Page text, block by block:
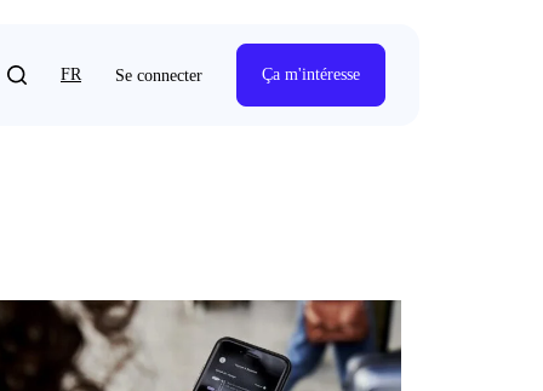
FR Se connecter Ça m'intéresse